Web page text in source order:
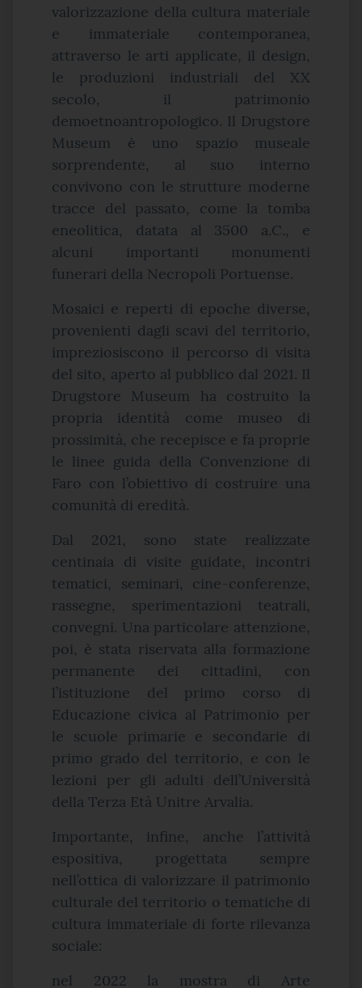
valorizzazione della cultura materiale
e immateriale contemporanea,
attraverso le arti applicate, il design,
le produzioni industriali del XX
secolo, il patrimonio
demoetnoantropologico. Il Drugstore
Museum è uno spazio museale
sorprendente, al suo interno
convivono con le strutture moderne
tracce del passato, come la tomba
eneolitica, datata al 3500 a.C., e
alcuni importanti monumenti
funerari della Necropoli Portuense.
Mosaici e reperti di epoche diverse,
provenienti dagli scavi del territorio,
impreziosiscono il percorso di visita
del sito, aperto al pubblico dal 2021. Il
Drugstore Museum ha costruito la
propria identità come museo di
prossimità, che recepisce e fa proprie
le linee guida della Convenzione di
Faro con l’obiettivo di costruire una
comunità di eredità.
Dal 2021, sono state realizzate
centinaia di visite guidate, incontri
tematici, seminari, cine-conferenze,
rassegne, sperimentazioni teatrali,
convegni. Una particolare attenzione,
poi, è stata riservata alla formazione
permanente dei cittadini, con
l’istituzione del primo corso di
Educazione civica al Patrimonio per
le scuole primarie e secondarie di
primo grado del territorio, e con le
lezioni per gli adulti dell’Università
della Terza Età Unitre Arvalia.
Importante, infine, anche l’attività
espositiva, progettata sempre
nell’ottica di valorizzare il patrimonio
culturale del territorio o tematiche di
cultura immateriale di forte rilevanza
sociale:
nel 2022 la mostra di Arte